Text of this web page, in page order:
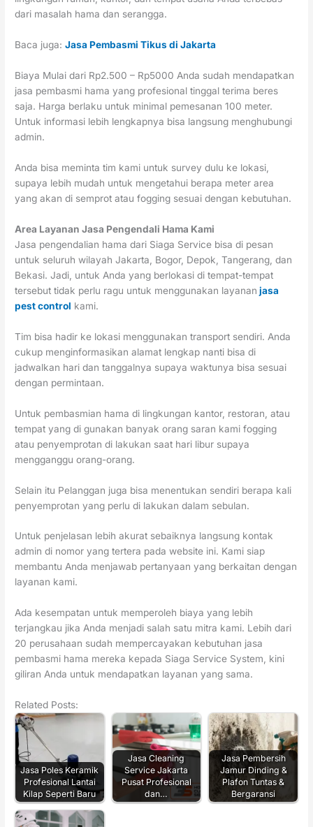
dari masalah hama dan serangga.
Baca juga:Jasa Pembasmi Tikus di Jakarta
Biaya Mulai dari Rp2.500 – Rp5000 Anda sudah mendapatkan
jasa pembasmi hama yang profesional tinggal terima beres
saja. Harga berlaku untuk minimal pemesanan 100 meter.
Untuk informasi lebih lengkapnya bisa langsung menghubungi
admin.
Anda bisa meminta tim kami untuk survey dulu ke lokasi,
supaya lebih mudah untuk mengetahui berapa meter area
yang akan di semprot atau fogging sesuai dengan kebutuhan.
Area Layanan Jasa Pengendali Hama Kami
Jasa pengendalian hama dari Siaga Service bisa di pesan
untuk seluruh wilayah Jakarta, Bogor, Depok, Tangerang, dan
Bekasi. Jadi, untuk Anda yang berlokasi di tempat-tempat
tersebut tidak perlu ragu untuk menggunakan layanan jasa
pest control kami.
Tim bisa hadir ke lokasi menggunakan transport sendiri. Anda
cukup menginformasikan alamat lengkap nanti bisa di
jadwalkan hari dan tanggalnya supaya waktunya bisa sesuai
dengan permintaan.
Untuk pembasmian hama di lingkungan kantor, restoran, atau
tempat yang di gunakan banyak orang saran kami fogging
atau penyemprotan di lakukan saat hari libur supaya
mengganggu orang-orang.
Selain itu Pelanggan juga bisa menentukan sendiri berapa kali
penyemprotan yang perlu di lakukan dalam sebulan.
Untuk penjelasan lebih akurat sebaiknya langsung kontak
admin di nomor yang tertera pada website ini. Kami siap
membantu Anda menjawab pertanyaan yang berkaitan dengan
layanan kami.
Ada kesempatan untuk memperoleh biaya yang lebih
terjangkau jika Anda menjadi salah satu mitra kami. Lebih dari
20 perusahaan sudah mempercayakan kebutuhan jasa
pembasmi hama mereka kepada Siaga Service System, kini
giliran Anda untuk mendapatkan layanan yang sama.
Related Posts:
Jasa Poles Keramik
Profesional Lantai
Kilap Seperti Baru
Jasa Cleaning
Service Jakarta
Pusat Profesional
dan…
Jasa Pembersih
Jamur Dinding &
Plafon Tuntas &
Bergaransi